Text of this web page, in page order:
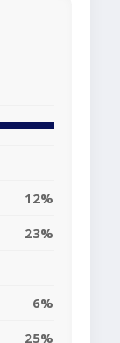
12%
23%
6%
25%